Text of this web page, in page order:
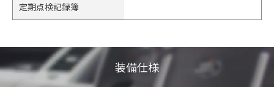
定期点検記録簿
装備仕様